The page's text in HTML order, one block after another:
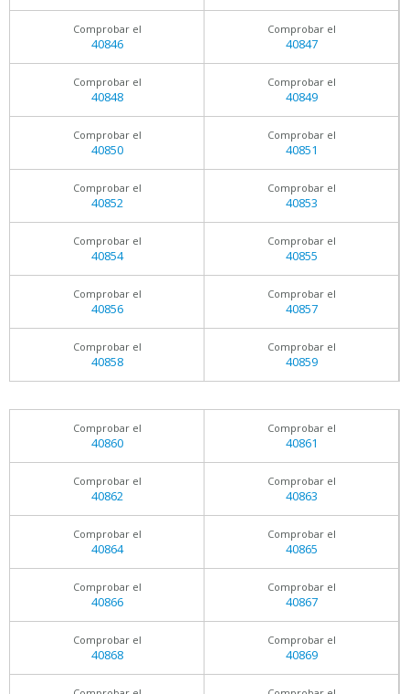
Comprobar el
40846
Comprobar el
40847
Comprobar el
40848
Comprobar el
40849
Comprobar el
40850
Comprobar el
40851
Comprobar el
40852
Comprobar el
40853
Comprobar el
40854
Comprobar el
40855
Comprobar el
40856
Comprobar el
40857
Comprobar el
40858
Comprobar el
40859
Comprobar el
40860
Comprobar el
40861
Comprobar el
40862
Comprobar el
40863
Comprobar el
40864
Comprobar el
40865
Comprobar el
40866
Comprobar el
40867
Comprobar el
40868
Comprobar el
40869